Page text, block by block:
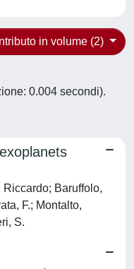
in volume (2)
0.004 secondi).
Baruffolo,
F.; Montalto,
S.